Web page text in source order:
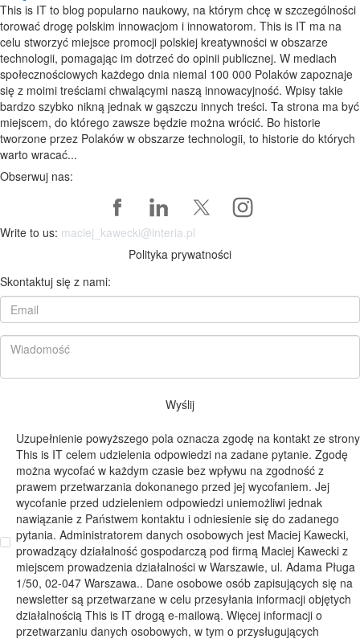
This is IT to blog popularno naukowy, na którym chcę w szczególności
torować drogę polskim innowacjom i innowatorom. This is IT ma na
celu stworzyć miejsce promocji polskiej kreatywności w obszarze
technologii, pomagając im dotrzeć do opinii publicznej. W mediach
społecznościowych każdego dnia niemal 100 000 Polaków zapoznaje
się z moimi treściami chwalącymi naszą innowacyjność. Wpisy takie
bardzo szybko nikną jednak w gąszczu innych treści. Ta strona ma być
miejscem, do którego zawsze będzie można wrócić. Bo historie
tworzone przez Polaków w obszarze technologii, to historie do których
warto wracać...
Obserwuj nas:
Write to us: maciej_kawecki@interia.pl
Polityka prywatności
Skontaktuj się z nami:
Wyślij
Uzupełnienie powyższego pola oznacza zgodę na kontakt ze strony
This is IT celem udzielenia odpowiedzi na zadane pytanie. Zgodę
można wycofać w każdym czasie bez wpływu na zgodność z
prawem przetwarzania dokonanego przed jej wycofaniem. Jej
wycofanie przed udzieleniem odpowiedzi uniemożliwi jednak
nawiązanie z Państwem kontaktu i odniesienie się do zadanego
pytania. Administratorem danych osobowych jest Maciej Kawecki,
prowadzący działalność gospodarczą pod firmą Maciej Kawecki z
miejscem prowadzenia działalności w Warszawie, ul. Adama Pługa
1/50, 02-047 Warszawa.. Dane osobowe osób zapisujących się na
newsletter są przetwarzane w celu przesyłania informacji objętych
działalnością This is IT drogą e-mailową. Więcej informacji o
przetwarzaniu danych osobowych, w tym o przysługujących